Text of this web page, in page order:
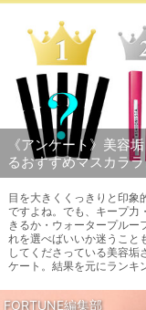
《アンケート》美容
るおすすめマスカラ
目を大きくくっきりと印象
ですよね。でも、キープ力
きるか・ウォータープルー
れを選べばいいか迷うこと
してくださっている美容垢
ケート。結果を元にラン
FORTUNE編集部